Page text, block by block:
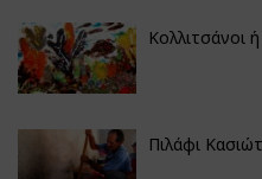
Κολλιτσάνοι
Πιλάφι